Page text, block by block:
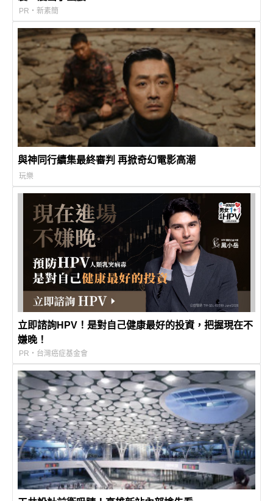
PR・新素簡
與神同行續集最終審判 再掀奇幻電影高潮
玩樂
立即諮詢HPV！是對自己健康最好的投資，把握現在不
嫌晚！
PR・台灣癌症基金會